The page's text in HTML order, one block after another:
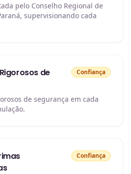
pelo Conselho Regional de
supervisionando cada
de
Confiança
de segurança em cada
Confiança